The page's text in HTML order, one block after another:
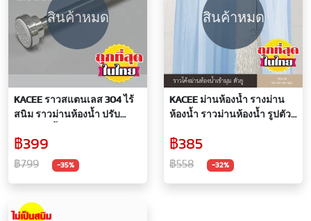
สินค้าหมด
KACEE ราวสแตนเลส 304 ไร้
สนิม ราวม่านห้องน้ำ ปรับ
หดได้ไม่ต้องเจาะผนัง
฿399
฿799 -35%
สินค้าหมด
KACEE ม่านห้องน้ำ รางม่าน
ห้องน้ำ ราวม่านห้องน้ำ รูปตัวยู
฿385
฿558 -32%